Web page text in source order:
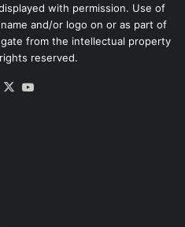
with permission. Use of
and/or logo on or as part of
from the intellectual property
reserved.
Facebook
X